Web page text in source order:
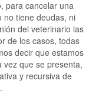
para cancelar una
no tiene deudas, ni
del veterinario las
de los casos, todas
decir que estamos
vez que se presenta,
y recursiva de